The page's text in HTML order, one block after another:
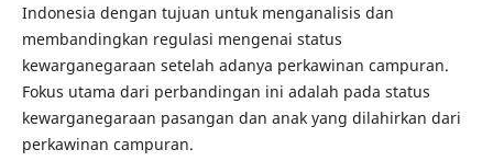
Indonesia dengan tujuan untuk menganalisis dan
membandingkan regulasi mengenai status
kewarganegaraan setelah adanya perkawinan campuran.
Fokus utama dari perbandingan ini adalah pada status
kewarganegaraan pasangan dan anak yang dilahirkan dari
perkawinan campuran.